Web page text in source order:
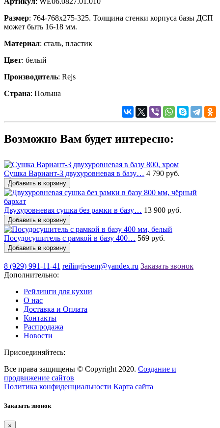
Размер: 764-768x275-325. Толщина стенки корпуса базы ДСП
может быть 16-18 мм.
Материал: сталь, пластик
Цвет: белый
Производитель: Rejs
Страна: Польша
Возможно Вам будет интересно:
Сушка Вариант-3 двухуровневая в базу… 4 790 руб.
Добавить в корзину
Двухуровневая сушка без рамки в базу… 13 900 руб.
Добавить в корзину
Посудосушитель с рамкой в базу 400… 569 руб.
Добавить в корзину
8 (929) 991-11-41 reilingivsem@yandex.ru Заказать звонок
Дополнительно:
Рейлинги для кухни
О нас
Доставка и Оплата
Контакты
Распродажа
Новости
Присоединяйтесь:
Все права защищены © Copyright 2020. Создание и
продвижение сайтов
Политика конфиденциальности Карта сайта
Заказать звонок
×